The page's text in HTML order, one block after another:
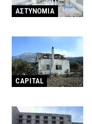
ΑΣΤΥΝΟΜΙΑ
CAPITAL